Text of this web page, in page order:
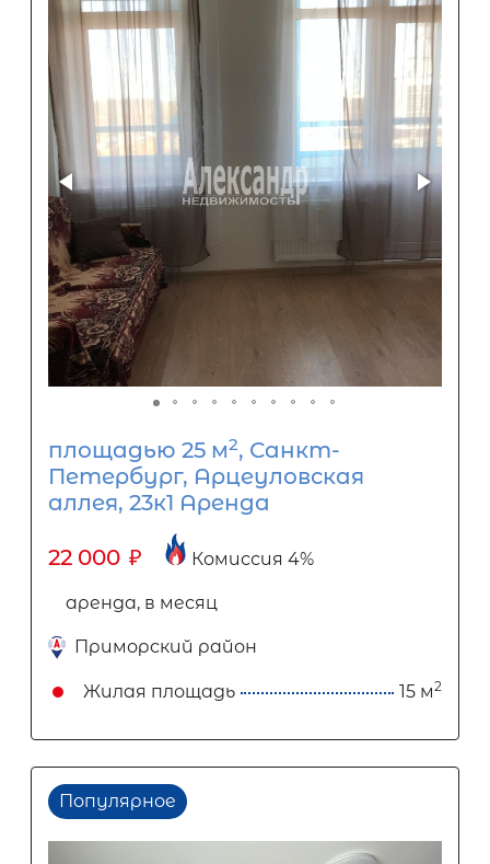
площадью 25 м2, Санкт-
Петербург, Арцеуловская
аллея, 23к1 Аренда
22 000 ₽ Комиссия 4%
аренда, в месяц
Приморский район
Жилая площадь 15 м2
Популярное